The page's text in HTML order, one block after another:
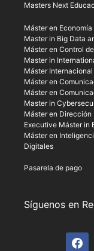
Masters Next
Máster en Economía
Master in Big Data
Máster en Control
Master in
Máster
Máster en
Máster en
Master in
Máster en Dirección
Executive Máster in
Máster en
Digitales
Pasarela de pago
Síguenos en